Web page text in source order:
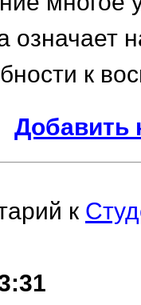
означает
к
Добавить
к